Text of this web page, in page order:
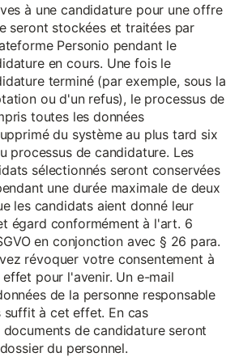
à une candidature pour une offre
seront stockées et traitées par
Personio pendant le
en cours. Une fois le
terminé (par exemple, sous la
ou d'un refus), le processus de
toutes les données
du système au plus tard six
processus de candidature. Les
sélectionnés seront conservées
une durée maximale de deux
les candidats aient donné leur
égard conformément à l'art. 6
en conjonction avec § 26 para.
révoquer votre consentement à
pour l'avenir. Un e-mail
de la personne responsable
suffit à cet effet. En cas
de candidature seront
du personnel.